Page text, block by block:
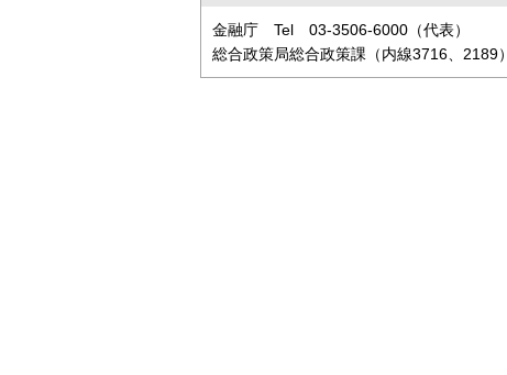
金融庁 Tel 03-3506-6000（代表）
総合政策局総合政策課（内線3716、2189）